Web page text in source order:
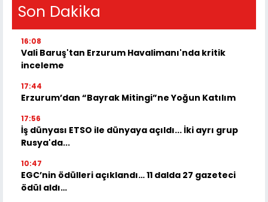
Son Dakika
16:08
Vali Baruş'tan Erzurum Havalimanı'nda kritik
inceleme
17:44
Erzurum’dan “Bayrak Mitingi”ne Yoğun Katılım
17:56
İş dünyası ETSO ile dünyaya açıldı... İki ayrı grup
Rusya'da...
10:47
EGC’nin ödülleri açıklandı… 11 dalda 27 gazeteci
ödül aldı…